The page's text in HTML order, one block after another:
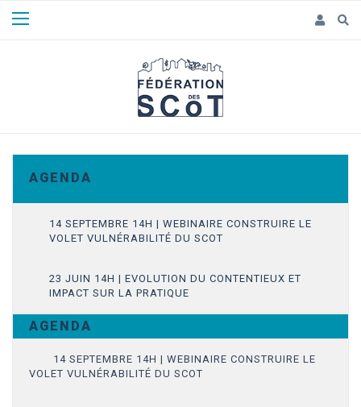
A G E N D A
14 SEPTEMBRE 14H | WEBINAIRE CONSTRUIRE LE
VOLET VULNÉRABILITÉ DU SCOT
23 JUIN 14H | EVOLUTION DU CONTENTIEUX ET
IMPACT SUR LA PRATIQUE
A G E N D A
14 SEPTEMBRE 14H | WEBINAIRE CONSTRUIRE LE
VOLET VULNÉRABILITÉ DU SCOT